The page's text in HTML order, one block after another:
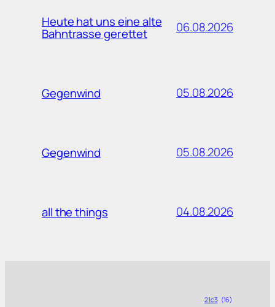
Heute hat uns eine alte
Bahntrasse gerettet 06.08.2026
Gegenwind 05.08.2026
Gegenwind 05.08.2026
all the things 04.08.2026
21c3 (16)